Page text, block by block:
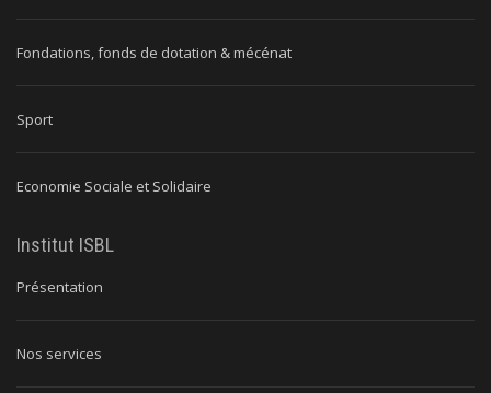
Fondations, fonds de dotation & mécénat
Sport
Economie Sociale et Solidaire
Institut ISBL
Présentation
Nos services